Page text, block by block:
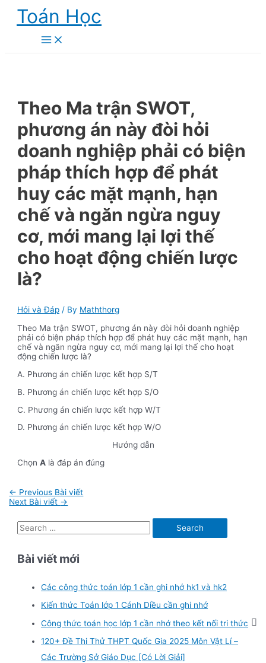
Skip
content
Toán Học
Main
Menu
Theo Ma trận SWOT,
phương án này đòi hỏi
doanh nghiệp phải có biện
pháp thích hợp để phát
huy các mặt mạnh, hạn
chế và ngăn ngừa nguy
cơ, mới mang lại lợi thế
cho hoạt động chiến lược
là?
Hỏi và Đáp / By Maththorg
Theo Ma trận SWOT, phương án này đòi hỏi doanh nghiệp
phải có biện pháp thích hợp để phát huy các mặt mạnh, hạn
chế và ngăn ngừa nguy cơ, mới mang lại lợi thế cho hoạt
động chiến lược là?
A. Phương án chiến lược kết hợp S/T
B. Phương án chiến lược kết hợp S/O
C. Phương án chiến lược kết hợp W/T
D. Phương án chiến lược kết hợp W/O
Hướng dẫn
ChọnA là đáp án đúng
Điều
hướng
viết
← Previous Bài viết
Next Bài viết →
S
a
Bài viết mới
Các công thức toán lớp 1 cần ghi nhớ hk1 và hk2
Kiến thức Toán lớp 1 Cánh Diều cần ghi nhớ
Công thức toán học lớp 1 cần nhớ theo kết nối tri thức
120+ Đề Thi Thử THPT Quốc Gia 2025 Môn Vật Lí –
Các Trường Sở Giáo Dục [Có Lời Giải]